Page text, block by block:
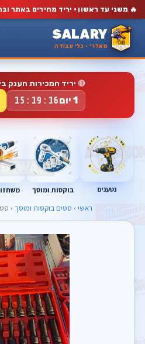
🔥 משני עד ראשון · יריד מחירים באתר
SALARY
סאלרי · כלי עבודה
🔴 יריד המכירות הענק
1 יום 15:19:15
נטענים בוקסות ומוסך
ראשי › סטים בוקסות ומוסך ›